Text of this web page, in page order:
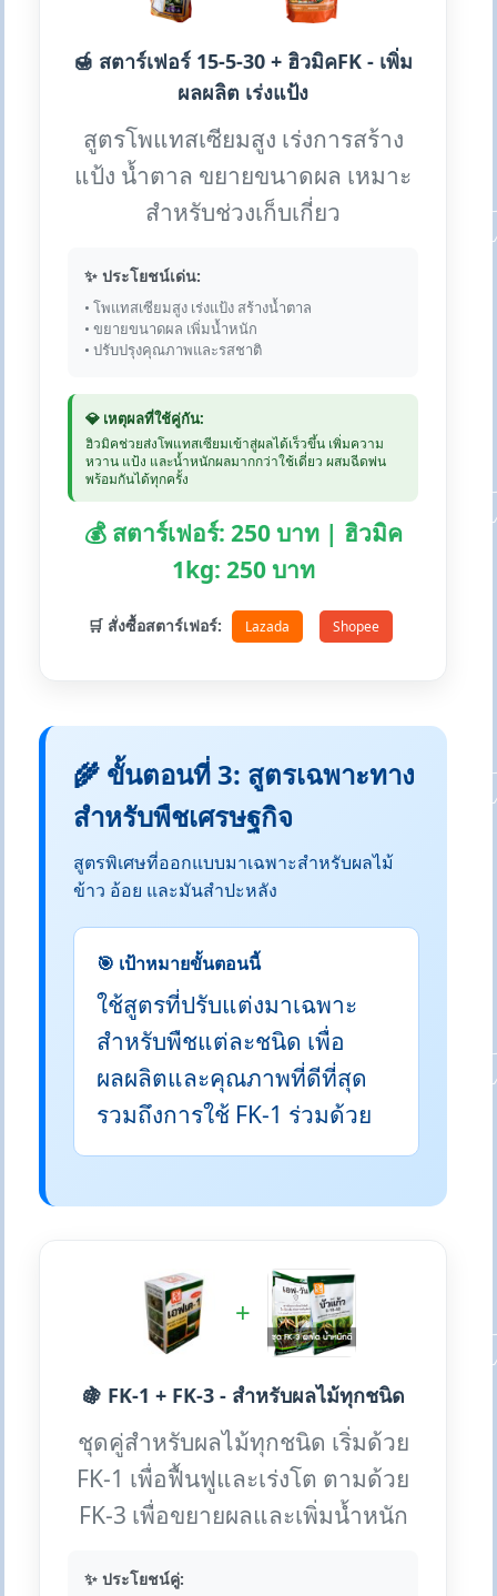
🍯 สตาร์เฟอร์ 15-5-30 + ฮิวมิคFK - เพิ่ม
ผลผลิต เร่งแป้ง
สูตรโพแทสเซียมสูง เร่งการสร้าง
แป้ง น้ำตาล ขยายขนาดผล เหมาะ
สำหรับช่วงเก็บเกี่ยว
✨ ประโยชน์เด่น:
• โพแทสเซียมสูง เร่งแป้ง สร้างน้ำตาล
• ขยายขนาดผล เพิ่มน้ำหนัก
• ปรับปรุงคุณภาพและรสชาติ
💎 เหตุผลที่ใช้คู่กัน:
ฮิวมิคช่วยส่งโพแทสเซียมเข้าสู่ผลได้เร็วขึ้น เพิ่มความ
หวาน แป้ง และน้ำหนักผลมากกว่าใช้เดี่ยว ผสมฉีดพ่น
พร้อมกันได้ทุกครั้ง
💰 สตาร์เฟอร์: 250 บาท | ฮิวมิค
1kg: 250 บาท
🛒 สั่งซื้อสตาร์เฟอร์: Lazada Shopee
🌾 ขั้นตอนที่ 3: สูตรเฉพาะทาง
สำหรับพืชเศรษฐกิจ
สูตรพิเศษที่ออกแบบมาเฉพาะสำหรับผลไม้
ข้าว อ้อย และมันสำปะหลัง
🎯 เป้าหมายขั้นตอนนี้
ใช้สูตรที่ปรับแต่งมาเฉพาะ
สำหรับพืชแต่ละชนิด เพื่อ
ผลผลิตและคุณภาพที่ดีที่สุด
รวมถึงการใช้ FK-1 ร่วมด้วย
+
🍇 FK-1 + FK-3 - สำหรับผลไม้ทุกชนิด
ชุดคู่สำหรับผลไม้ทุกชนิด เริ่มด้วย
FK-1 เพื่อฟื้นฟูและเร่งโต ตามด้วย
FK-3 เพื่อขยายผลและเพิ่มน้ำหนัก
✨ ประโยชน์คู่: